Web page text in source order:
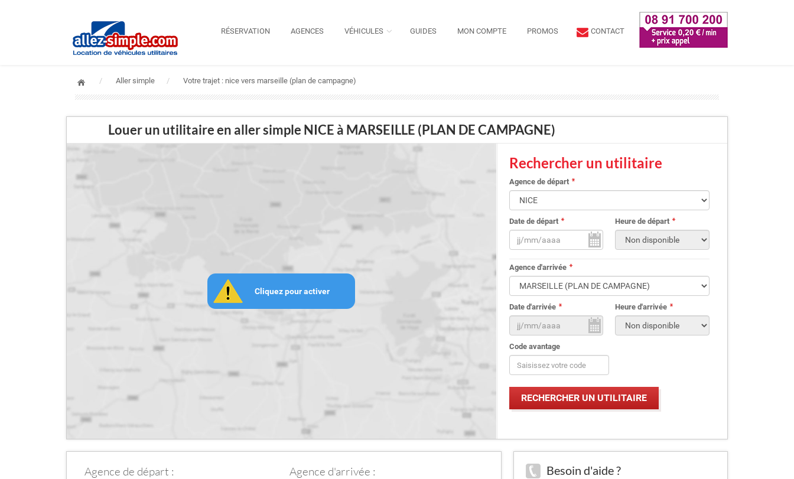
RÉSERVATION AGENCES VÉHICULES GUIDES MON COMPTE PROMOS CONTACT
Aller simple Votre trajet : nice vers marseille (plan de campagne)
Louer un utilitaire en aller simple NICE à MARSEILLE (PLAN DE CAMPAGNE)
Cliquez pour activer
Rechercher un utilitaire
Agence de départ
Date de départ Heure de départ
Agence d'arrivée
Date d'arrivée Heure d'arrivée
Code avantage
Agence de départ :
Agence d'arrivée :
Besoin d'aide ?